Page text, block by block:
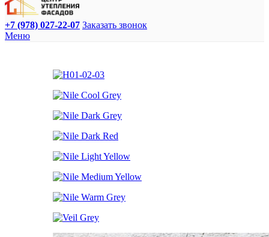
+7 (978) 027-22-07 Заказать звонок
Меню